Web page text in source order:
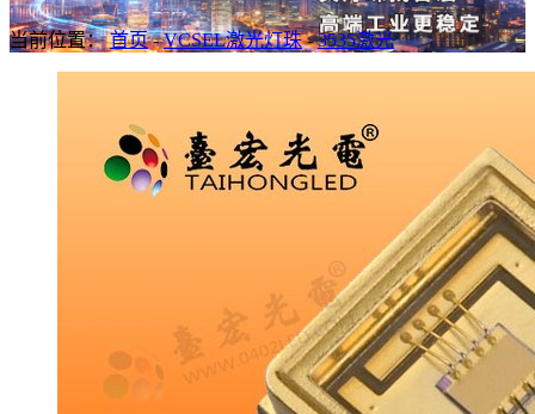
当前位置：首页-VCSEL激光灯珠-3535激光